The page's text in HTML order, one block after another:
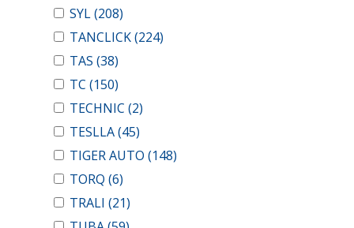
SYL(208)
TANCLICK(224)
TAS (38)
TC (150)
TECHNIC (2)
TESLLA(45)
TIGER AUTO (148)
TORQ (6)
TRALI (21)